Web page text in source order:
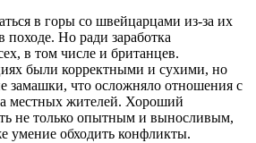
в горы со швейцарцами из-за их
походе. Но ради заработка
в том числе и британцев.
были корректными и сухими, но
замашки, что осложняло отношения с
местных жителей. Хороший
не только опытным и выносливым,
умение обходить конфликты.